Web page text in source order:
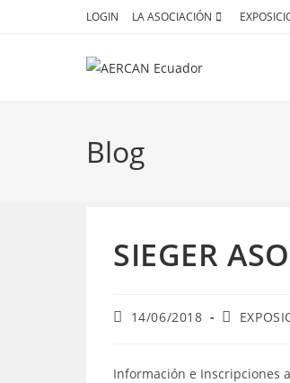
LOGIN LA ASOCIACIÓN
Blog
SIEGER
Publicación
entrada:
14/06/2018
Categoría
entrada:
Información e Inscripciones